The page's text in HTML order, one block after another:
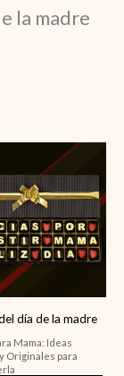
la madre
día de la madre
Mama: Ideas
Originales para